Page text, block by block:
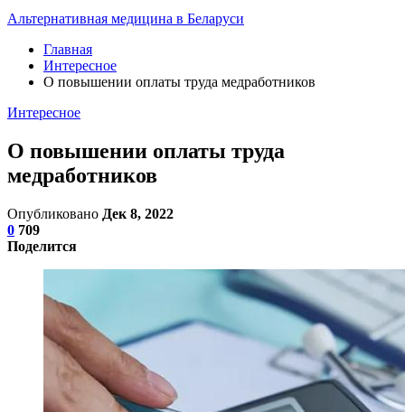
Альтернативная медицина в Беларуси
Главная
Интересное
О повышении оплаты труда медработников
Интересное
О повышении оплаты труда
медработников
Опубликовано Дек 8, 2022
0 709
Поделится